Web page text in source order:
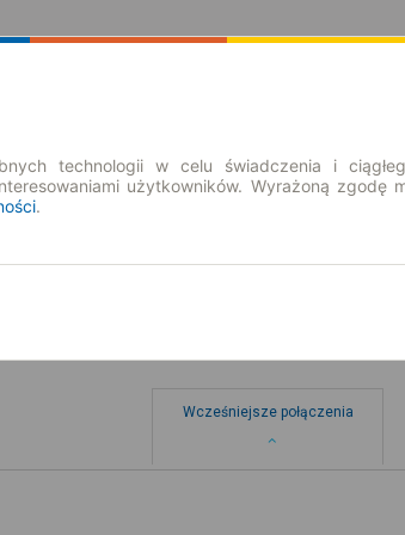
Wcześniejsze połączenia
technologii w celu świadczenia i
użytkowników. Wyrażoną
.